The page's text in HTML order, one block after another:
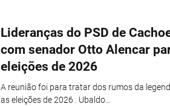
Lideranças do PSD de
com senador Otto Alencar
eleições de 2026
A reunião foi para tratar dos rumos da
as eleições de 2026 . Ubaldo…